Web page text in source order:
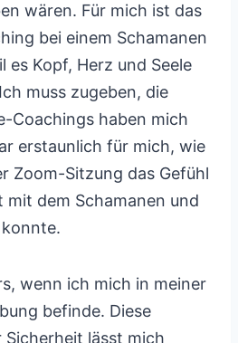
wären. Für mich ist das
bei einem Schamanen
es Kopf, Herz und Seele
muss zugeben, die
Coachings haben mich
erstaunlich für mich, wie
Zoom-Sitzung das Gefühl
mit dem Schamanen und
wenn ich mich in meiner
befinde. Diese
lässt mich